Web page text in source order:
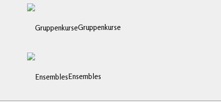
Gruppenkurse
Ensembles